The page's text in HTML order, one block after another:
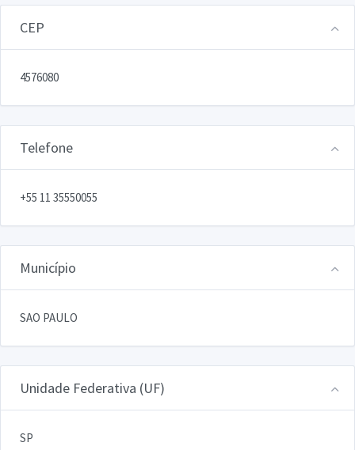
CEP
4576080
Telefone
+55 11 35550055
Município
SAO PAULO
Unidade Federativa (UF)
SP